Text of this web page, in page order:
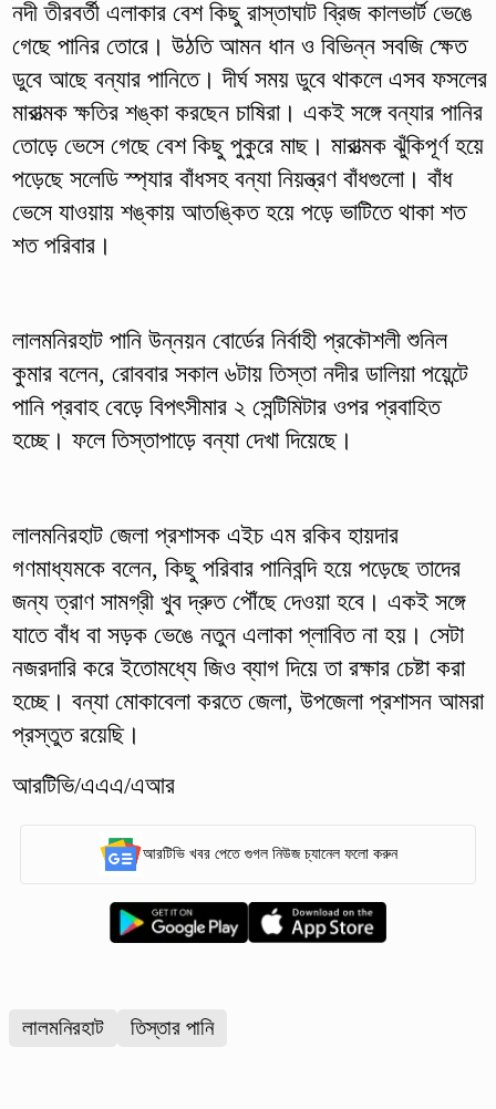
নদী তীরবর্তী এলাকার বেশ কিছু রাস্তাঘাট ব্রিজ কালভার্ট ভেঙে
গেছে পানির তোরে। উঠতি আমন ধান ও বিভিন্ন সবজি ক্ষেত
ডুবে আছে বন্যার পানিতে। দীর্ঘ সময় ডুবে থাকলে এসব ফসলের
মারাত্মক ক্ষতির শঙ্কা করছেন চাষিরা। একই সঙ্গে বন্যার পানির
তোড়ে ভেসে গেছে বেশ কিছু পুকুরে মাছ। মারাত্মক ঝুঁকিপূর্ণ হয়ে
পড়েছে সলেডি স্প্যার বাঁধসহ বন্যা নিয়ন্ত্রণ বাঁধগুলো। বাঁধ
ভেসে যাওয়ায় শঙ্কায় আতঙ্কিত হয়ে পড়ে ভাটিতে থাকা শত
শত পরিবার।
লালমনিরহাট পানি উন্নয়ন বোর্ডের নির্বাহী প্রকৌশলী শুনিল
কুমার বলেন, রোববার সকাল ৬টায় তিস্তা নদীর ডালিয়া পয়েন্টে
পানি প্রবাহ বেড়ে বিপৎসীমার ২ সেন্টিমিটার ওপর প্রবাহিত
হচ্ছে। ফলে তিস্তাপাড়ে বন্যা দেখা দিয়েছে।
লালমনিরহাট জেলা প্রশাসক এইচ এম রকিব হায়দার
গণমাধ্যমকে বলেন, কিছু পরিবার পানিবন্দি হয়ে পড়েছে তাদের
জন্য ত্রাণ সামগ্রী খুব দ্রুত পৌঁছে দেওয়া হবে। একই সঙ্গে
যাতে বাঁধ বা সড়ক ভেঙে নতুন এলাকা প্লাবিত না হয়। সেটা
নজরদারি করে ইতোমধ্যে জিও ব্যাগ দিয়ে তা রক্ষার চেষ্টা করা
হচ্ছে। বন্যা মোকাবেলা করতে জেলা, উপজেলা প্রশাসন আমরা
প্রস্তুত রয়েছি।
আরটিভি/এএএ/এআর
আরটিভি খবর পেতে গুগল নিউজ চ্যানেল ফলো করুন
লালমনিরহাট তিস্তার পানি